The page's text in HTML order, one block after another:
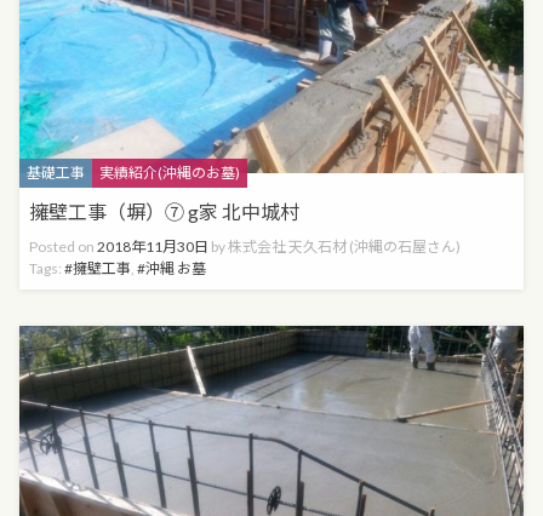
Categories
基礎工事 実績紹介(沖縄のお墓)
擁壁工事（塀）⑦ g家 北中城村
Posted on 2018年11月30日 by株式会社 天久石材 (沖縄の石屋さん)
Tags:
擁壁工事 沖縄 お墓